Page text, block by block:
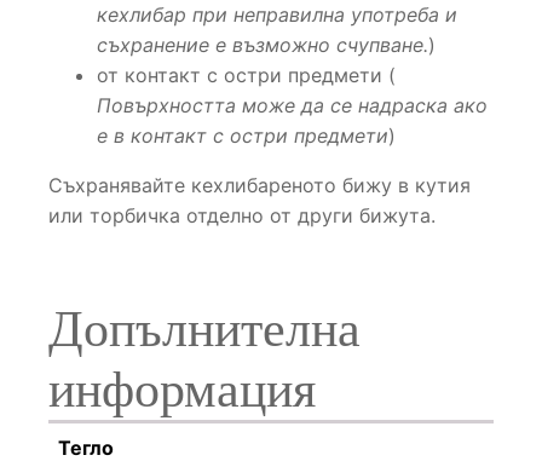
кехлибар при неправилна употреба и
съхранение е възможно счупване.)
от контакт с остри предмети (
Повърхността може да се надраска ако
е в контакт с остри предмети)
Съхранявайте кехлибареното бижу в кутия
или торбичка отделно от други бижута.
Допълнителна
информация
Тегло